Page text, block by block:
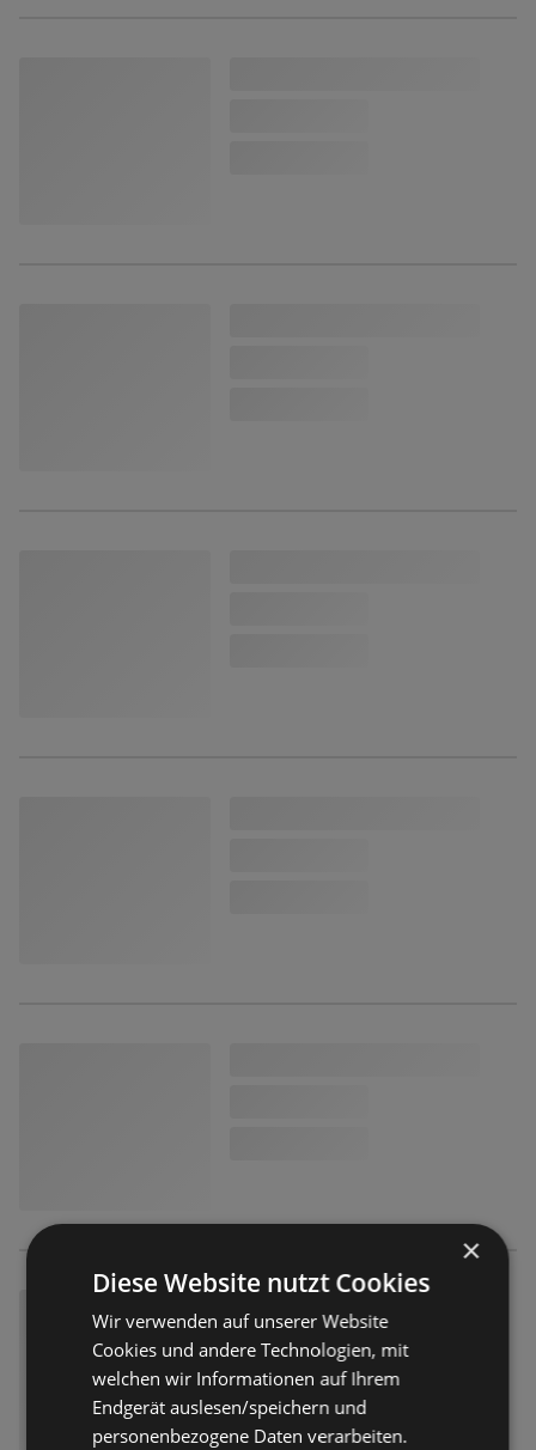
×
Diese Website nutzt Cookies
Wir verwenden auf unserer Website
Cookies und andere Technologien, mit
welchen wir Informationen auf Ihrem
Endgerät auslesen/speichern und
personenbezogene Daten verarbeiten.